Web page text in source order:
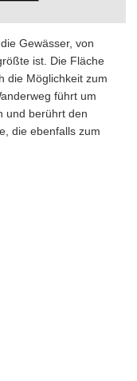
Gewässer, von
ist. Die Fläche
die Möglichkeit zum
führt um
und berührt den
die ebenfalls zum